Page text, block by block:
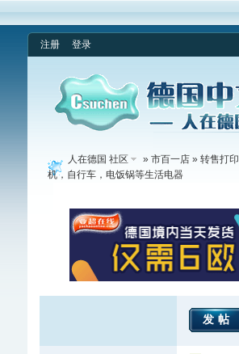
注册 登录
人在德国 社区 » 市百一店» 转售打印
机，自行车，电饭锅等生活电器
发帖